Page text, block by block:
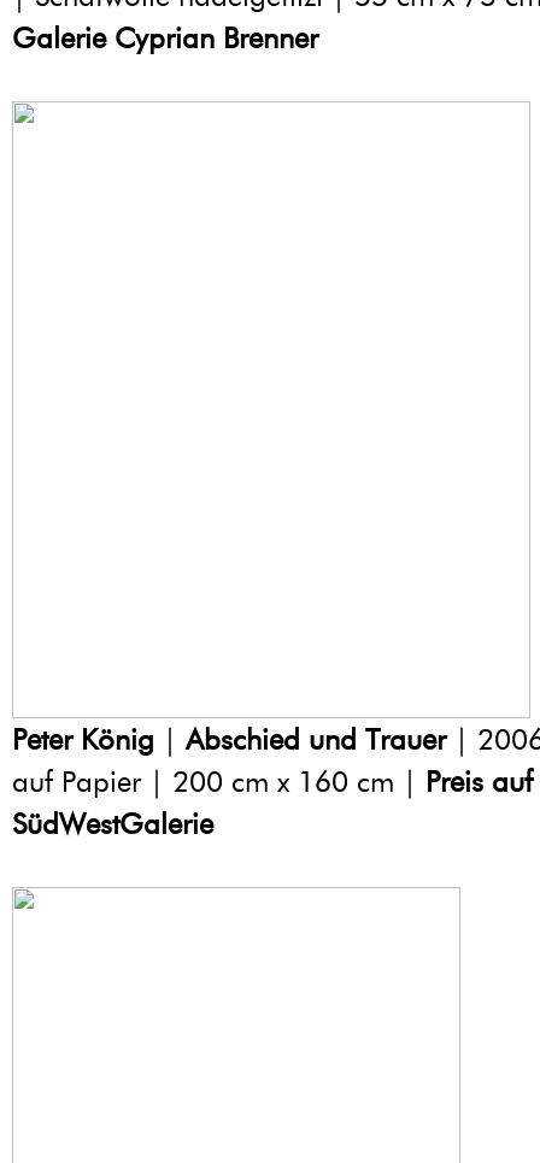
Galerie Cyprian Brenner
Peter König |Abschied und Trauer|
auf Papier | 200 cm x 160 cm | Preis
SüdWestGalerie